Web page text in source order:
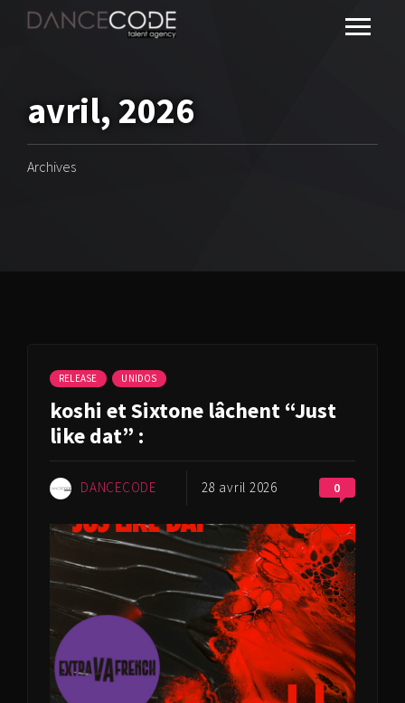
avril, 2026
Archives
RELEASE UNIDOS
koshi et Sixtone lâchent “Just
like dat” :
DANCECODE 28 avril 2026 0